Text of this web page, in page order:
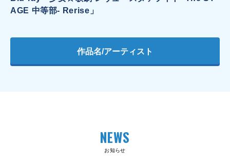
AGE 中等部- Rerise」
作品名/アーティスト
NEWS
お知らせ